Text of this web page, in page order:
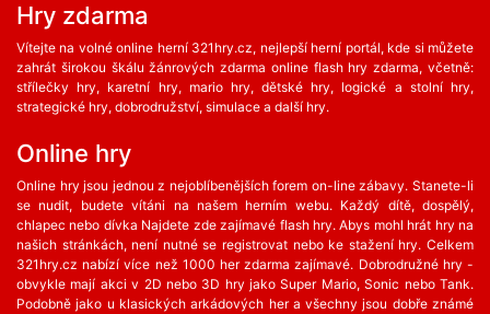
Hry zdarma
Vítejte na volné online herní 321hry.cz, nejlepší herní portál, kde si můžete
zahrát širokou škálu žánrových zdarma online flash hry zdarma, včetně:
střílečky hry, karetní hry, mario hry, dětské hry, logické a stolní hry,
strategické hry, dobrodružství, simulace a další hry.
Online hry
Online hry jsou jednou z nejoblíbenějších forem on-line zábavy. Stanete-li
se nudit, budete vítáni na našem herním webu. Každý dítě, dospělý,
chlapec nebo dívka Najdete zde zajímavé flash hry. Abys mohl hrát hry na
našich stránkách, není nutné se registrovat nebo ke stažení hry. Celkem
321hry.cz nabízí více než 1000 her zdarma zajímavé. Dobrodružné hry -
obvykle mají akci v 2D nebo 3D hry jako Super Mario, Sonic nebo Tank.
Podobně jako u klasických arkádových her a všechny jsou dobře známé